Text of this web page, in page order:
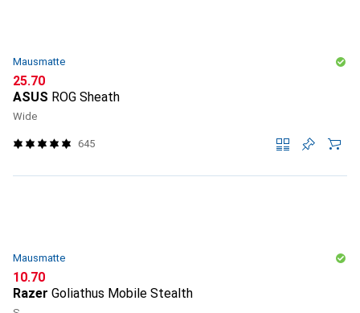
Mausmatte
CHF
25.70
ASUS ROG Sheath
Wide
645
Mausmatte
CHF
10.70
Razer Goliathus Mobile Stealth